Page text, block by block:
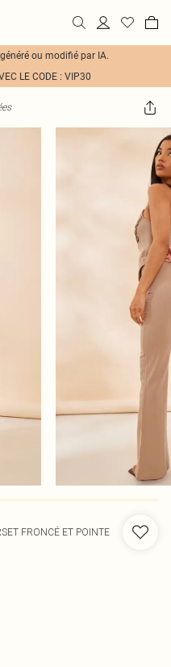
ou modifié par IA.
LE CODE : VIP30
FRONCÉ ET POINTE